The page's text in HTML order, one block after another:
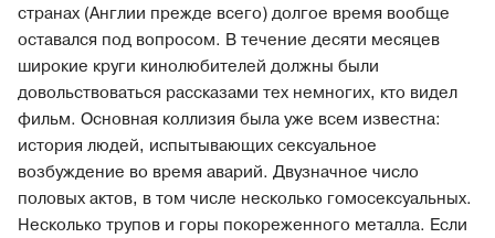
странах (Англии прежде всего) долгое время вообще
оставался под вопросом. В течение десяти месяцев
широкие круги кинолюбителей должны были
довольствоваться рассказами тех немногих, кто видел
фильм. Основная коллизия была уже всем известна:
история людей, испытывающих сексуальное
возбуждение во время аварий. Двузначное число
половых актов, в том числе несколько гомосексуальных.
Несколько трупов и горы покореженного металла. Если